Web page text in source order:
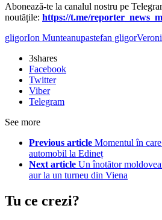
Abonează-te la canalul nostru pe
noutățile: https://t.me/
gligorIon Munteanupastefan gligor
3shares
Facebook
Twitter
Viber
Telegram
See more
Previous article Momentul în
automobil la Edineț
Next article Un înotător
aur la un turneu din Viena
Tu ce crezi?